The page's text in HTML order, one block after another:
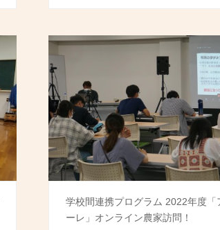
学校間連携プログラム 2022年度「
ーレ」オンライン農家訪問！